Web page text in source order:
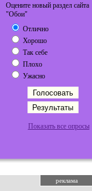
Оцените новый раздел сайта
"Обои"
Отлично
Хорошо
Так себе
Плохо
Ужасно
Показать все опросы
реклама